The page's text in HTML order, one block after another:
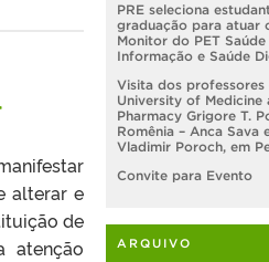
alterar e
de
atenção
PRE seleciona
graduação para atuar
Monitor do PET Saúde
Informação e Saúde
Visita dos professores
University of Medicine
Pharmacy Grigore T.
Romênia – Anca Sava
Vladimir Poroch, em
Convite para Evento
ARQUIVO